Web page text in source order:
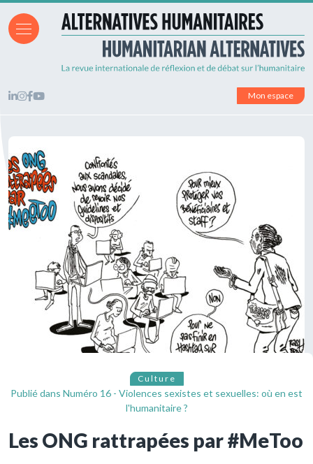
Mon espace
Culture
Publié dans Numéro 16 - Violences sexistes et sexuelles: où en est
l'humanitaire ?
Les ONG rattrapées par #MeToo